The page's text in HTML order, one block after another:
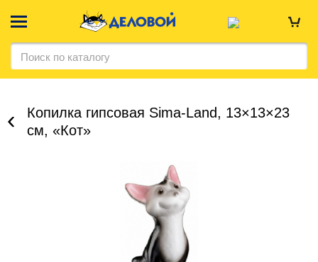
Копилка гипсовая Sima-Land, 13×13×23
см, «Кот»